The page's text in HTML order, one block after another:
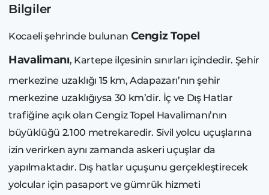
Bilgiler
Kocaeli şehrinde bulunan Cengiz Topel
Havalimanı, Kartepe ilçesinin sınırları içindedir. Şehir
merkezine uzaklığı 15 km, Adapazarı’nın şehir
merkezine uzaklığıysa 30 km’dir. İç ve Dış Hatlar
trafiğine açık olan Cengiz Topel Havalimanı’nın
büyüklüğü 2.100 metrekaredir. Sivil yolcu uçuşlarına
izin verirken aynı zamanda askeri uçuşlar da
yapılmaktadır. Dış hatlar uçuşunu gerçekleştirecek
yolcular için pasaport ve gümrük hizmeti